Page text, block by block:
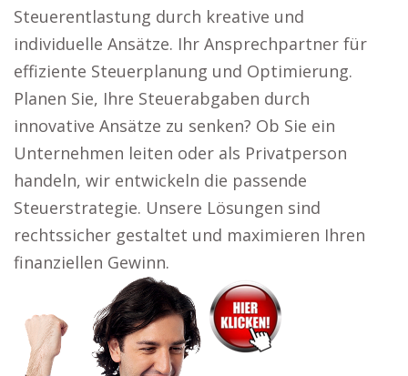
Steuerentlastung durch kreative und
individuelle Ansätze. Ihr Ansprechpartner für
effiziente Steuerplanung und Optimierung.
Planen Sie, Ihre Steuerabgaben durch
innovative Ansätze zu senken? Ob Sie ein
Unternehmen leiten oder als Privatperson
handeln, wir entwickeln die passende
Steuerstrategie. Unsere Lösungen sind
rechtssicher gestaltet und maximieren Ihren
finanziellen Gewinn.